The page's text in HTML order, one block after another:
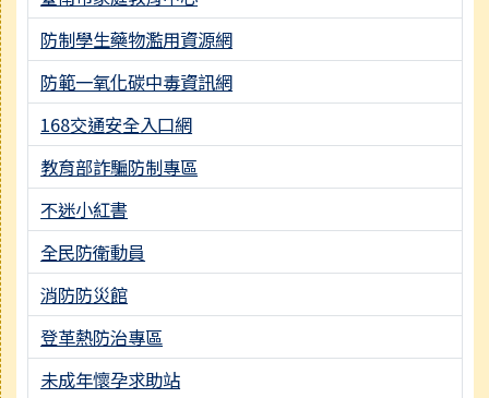
防制學生藥物濫用資源網
防範一氧化碳中毒資訊網
168交通安全入口網
教育部詐騙防制專區
不迷小紅書
全民防衛動員
消防防災館
登革熱防治專區
未成年懷孕求助站